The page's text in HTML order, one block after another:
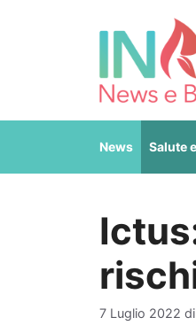
News Salute
7 Luglio 2022 di